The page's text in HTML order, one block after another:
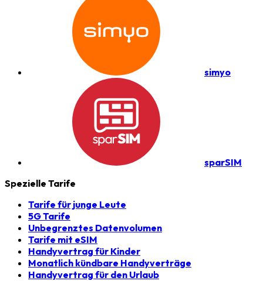
simyo
sparSIM
Spezielle Tarife
Tarife für junge Leute
5G Tarife
Unbegrenztes Datenvolumen
Tarife mit eSIM
Handyvertrag für Kinder
Monatlich kündbare Handyverträge
Handyvertrag für den Urlaub